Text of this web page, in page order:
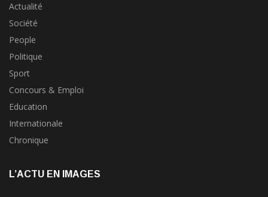
Actualité
Société
People
Politique
Sport
Concours & Emploi
Education
Internationale
Chronique
L’ACTU EN IMAGES